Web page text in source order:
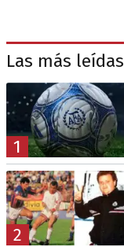
Las más leídas
1
2